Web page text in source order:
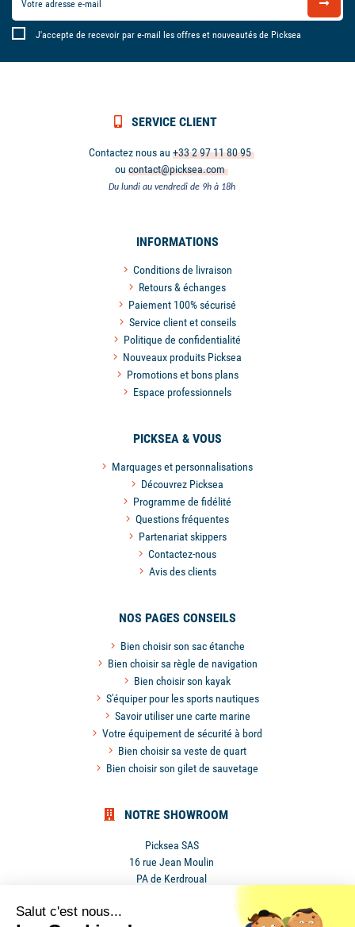
J'accepte de recevoir par e-mail les offres et nouveautés de Picksea
SERVICE CLIENT
Contactez nous au +33 2 97 11 80 95
ou contact@picksea.com
Du lundi au vendredi de 9h à 18h
INFORMATIONS
Conditions de livraison
Retours & échanges
Paiement 100% sécurisé
Service client et conseils
Politique de confidentialité
Nouveaux produits Picksea
Promotions et bons plans
Espace professionnels
PICKSEA & VOUS
Marquages et personnalisations
Découvrez Picksea
Programme de fidélité
Questions fréquentes
Partenariat skippers
Contactez-nous
Avis des clients
NOS PAGES CONSEILS
Bien choisir son sac étanche
Bien choisir sa règle de navigation
Bien choisir son kayak
S'équiper pour les sports nautiques
Savoir utiliser une carte marine
Votre équipement de sécurité à bord
Bien choisir sa veste de quart
Bien choisir son gilet de sauvetage
NOTRE SHOWROOM
Picksea SAS
16 rue Jean Moulin
PA de Kerdroual
Salut c'est nous...